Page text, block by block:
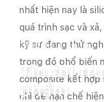
Trang chủ Tin tức
Tin thị
phẩm
nhất hiện nay là
quá trình sạc và
kỹ sư đang thử
trong đó phổ biến
composite kết hợp
chì để hạn chế